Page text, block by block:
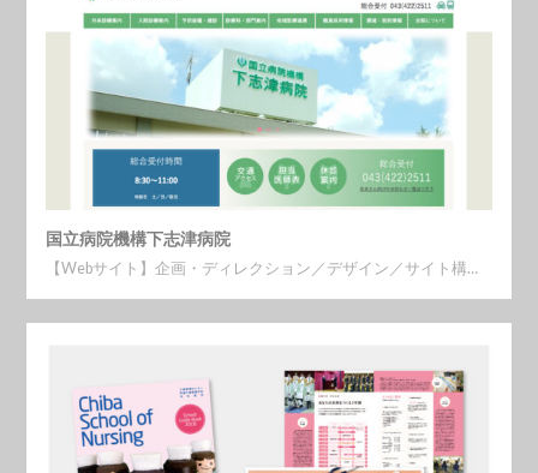
国立病院機構下志津病院
【Webサイト】企画・ディレクション／デザイン／サイト構…